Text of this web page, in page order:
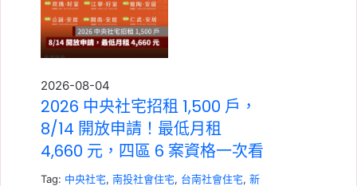
2026-08-04
2026 中央社宅招租 1,500 戶，
8/14 開放申請！最低月租
4,660 元，四區 6 案資格一次看
Tag: 中央社宅, 南投社會住宅, 台南社會住宅, 新